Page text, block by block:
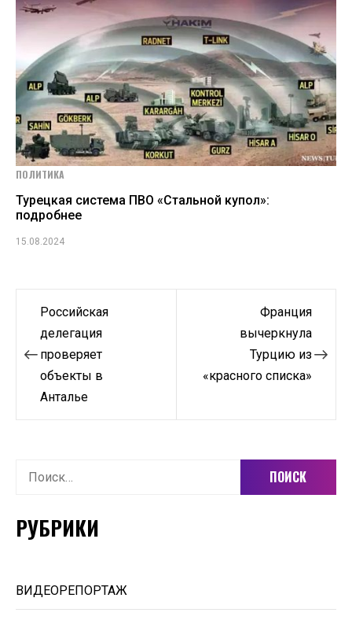
ПОЛИТИКА
Турецкая система ПВО «Стальной купол»:
подробнее
15.08.2024
Навигация
записям
Российская
делегация
проверяет
объекты в
Анталье
Франция
вычеркнула
Турцию из
«красного списка»
Найти:
РУБРИКИ
ВИДЕОРЕПОРТАЖ